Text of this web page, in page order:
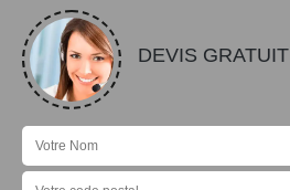
DEVIS GRATUIT